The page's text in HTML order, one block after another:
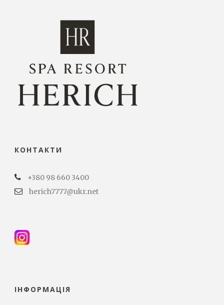
КОНТАКТИ
+380 98 660 3400
herich7777@ukr.net
ІНФОРМАЦІЯ